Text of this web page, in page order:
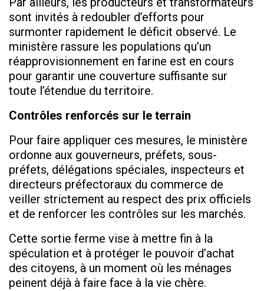
sont invités à redoubler d’efforts pour
surmonter rapidement le déficit observé. Le
ministère rassure les populations qu’un
réapprovisionnement en farine est en cours
pour garantir une couverture suffisante sur
toute l’étendue du territoire.
Contrôles renforcés sur le terrain
Pour faire appliquer ces mesures, le ministère
ordonne aux gouverneurs, préfets, sous-
préfets, délégations spéciales, inspecteurs et
directeurs préfectoraux du commerce de
veiller strictement au respect des prix officiels
et de renforcer les contrôles sur les marchés.
Cette sortie ferme vise à mettre fin à la
spéculation et à protéger le pouvoir d’achat
des citoyens, à un moment où les ménages
peinent déjà à faire face à la vie chère.